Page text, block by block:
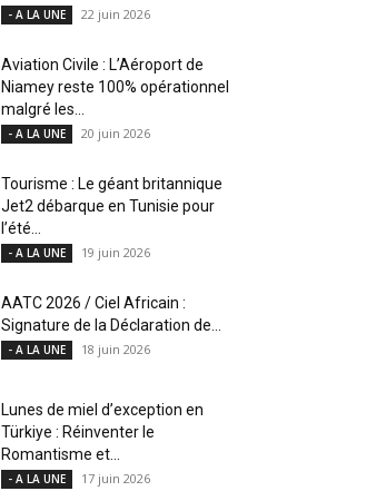
- A LA UNE 22 juin 2026
Aviation Civile : L’Aéroport de
Niamey reste 100% opérationnel
malgré les...
- A LA UNE 20 juin 2026
Tourisme : Le géant britannique
Jet2 débarque en Tunisie pour
l’été...
- A LA UNE 19 juin 2026
AATC 2026 / Ciel Africain :
Signature de la Déclaration de...
- A LA UNE 18 juin 2026
Lunes de miel d’exception en
Türkiye : Réinventer le
Romantisme et...
- A LA UNE 17 juin 2026